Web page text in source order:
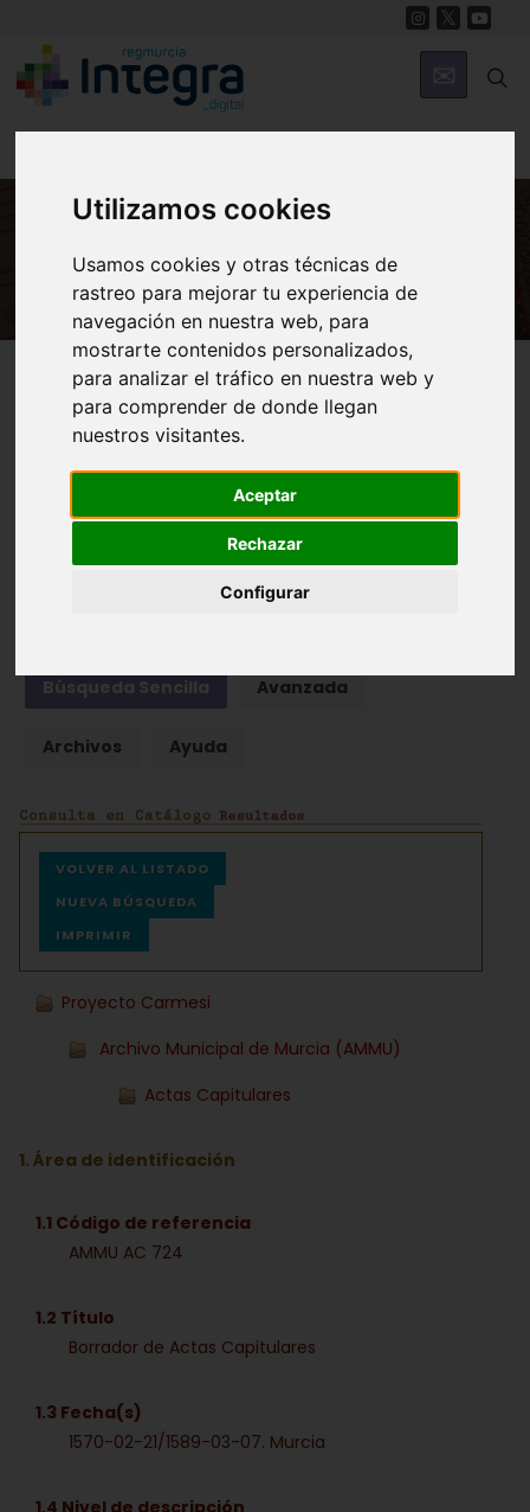
Utilizamos cookies
Usamos cookies y otras técnicas de
rastreo para mejorar tu experiencia de
navegación en nuestra web, para
mostrarte contenidos personalizados,
para analizar el tráfico en nuestra web y
para comprender de donde llegan
nuestros visitantes.
Aceptar
Rechazar
Configurar
HISTORIA
Región de Murcia Digital Historia Archivos
Colecciones de fotografías
Cine doméstico
Búsqueda Sencilla Avanzada
Archivos Ayuda
VOLVER AL LISTADO
NUEVA BÚSQUEDA
IMPRIMIR
Proyecto Carmesi
Archivo Municipal de Murcia (AMMU)
Actas Capitulares
1. Área de identificación
1.1 Código de referencia
AMMU AC 724
1.2 Título
Borrador de Actas Capitulares
1.3 Fecha(s)
1570-02-21/1589-03-07. Murcia
1.4 Nivel de descripción